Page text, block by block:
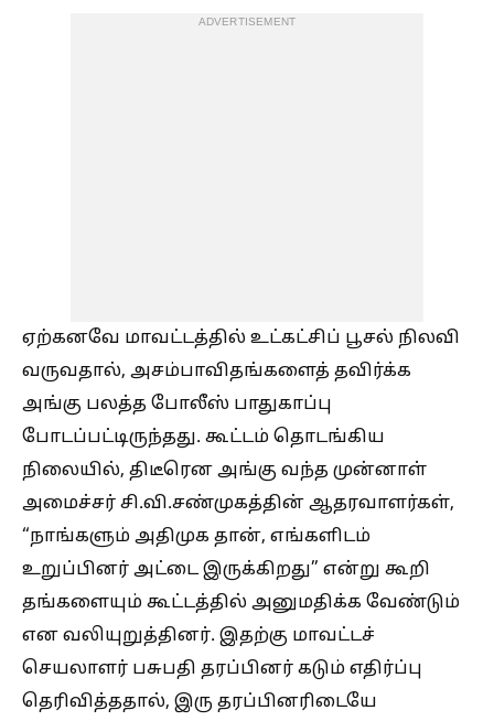
ADVERTISEMENT
ஏற்கனவே மாவட்டத்தில் உட்கட்சிப் பூசல் நிலவி
வருவதால், அசம்பாவிதங்களைத் தவிர்க்க
அங்கு பலத்த போலீஸ் பாதுகாப்பு
போடப்பட்டிருந்தது. கூட்டம் தொடங்கிய
நிலையில், திடீரென அங்கு வந்த முன்னாள்
அமைச்சர் சி.வி.சண்முகத்தின் ஆதரவாளர்கள்,
“நாங்களும் அதிமுக தான், எங்களிடம்
உறுப்பினர் அட்டை இருக்கிறது” என்று கூறி
தங்களையும் கூட்டத்தில் அனுமதிக்க வேண்டும்
என வலியுறுத்தினர். இதற்கு மாவட்டச்
செயலாளர் பசுபதி தரப்பினர் கடும் எதிர்ப்பு
தெரிவித்ததால், இரு தரப்பினரிடையே